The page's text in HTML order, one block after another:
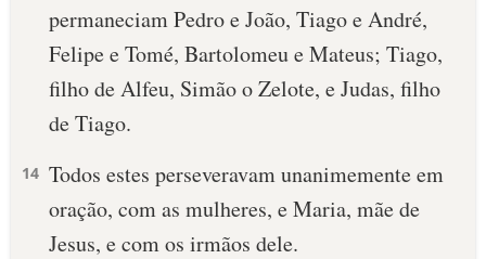
permaneciam Pedro e João, Tiago e André,
Felipe e Tomé, Bartolomeu e Mateus; Tiago,
filho de Alfeu, Simão o Zelote, e Judas, filho
de Tiago.
14 Todos estes perseveravam unanimemente em
oração, com as mulheres, e Maria, mãe de
Jesus, e com os irmãos dele.